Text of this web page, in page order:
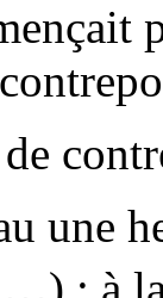
de
une